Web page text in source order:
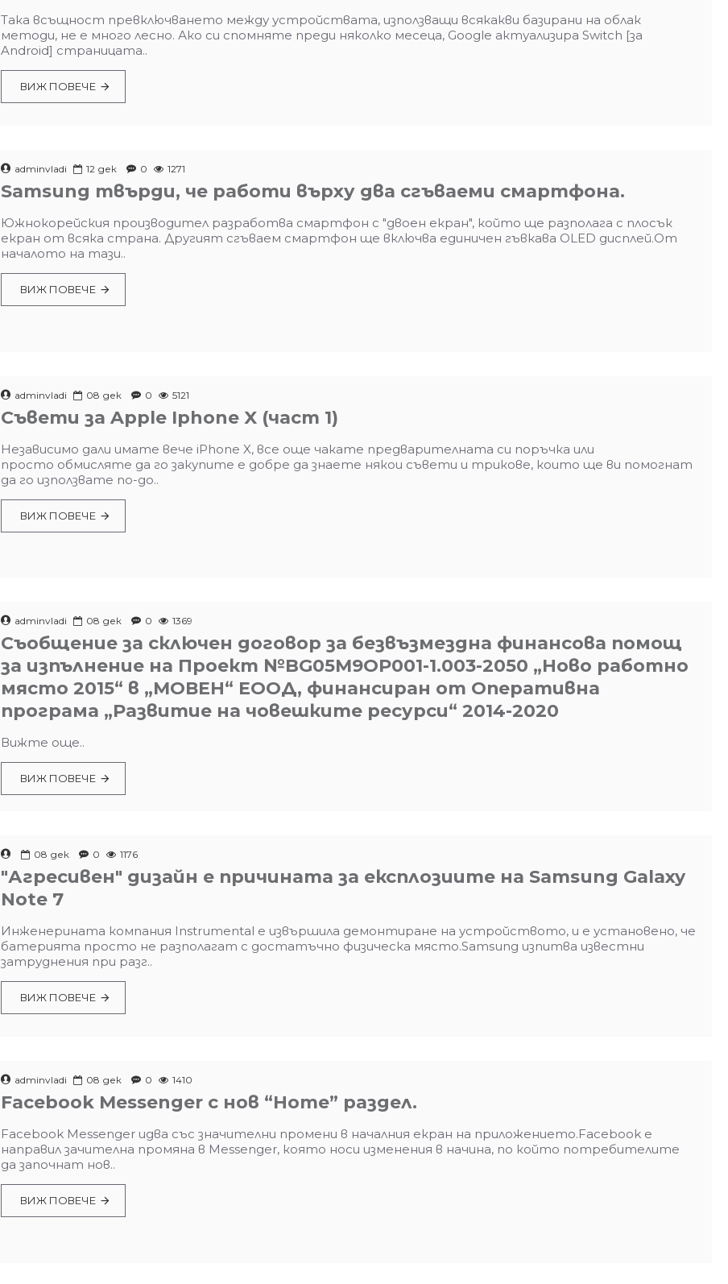
Така всъщност превключването между устройствата, използващи всякакви базирани на облак
методи, не е много лесно. Ако си спомняте преди няколко месеца, Google актуализира Switch [за
Android] страницата..
ВИЖ ПОВЕЧЕ
adminvladi 12 дек 0 1271
Samsung твърди, че работи върху два сгъваеми смартфона.
Южнокорейския производител разработва смартфон с "двоен екран", който ще разполага с плосък
екран от всяка страна. Другият сгъваем смартфон ще включва единичен гъвкава OLED дисплей.От
началото на тази..
ВИЖ ПОВЕЧЕ
adminvladi 08 дек 0 5121
Съвети за Apple Iphone X (част 1)
Независимо дали имате вече iPhone X, все още чакате предварителната си поръчка или
просто обмисляте да го закупите е добре да знаете някои съвети и трикове, които ще ви помогнат
да го използвате по-до..
ВИЖ ПОВЕЧЕ
adminvladi 08 дек 0 1369
Съобщение за сключен договор за безвъзмездна финансова помощ
за изпълнение на Проект №BG05M9OP001-1.003-2050 „Ново работно
място 2015“ в „МОВЕН“ ЕООД, финансиран от Оперативна
програма „Развитие на човешките ресурси“ 2014-2020
Вижте още..
ВИЖ ПОВЕЧЕ
08 дек 0 1176
"Агресивен" дизайн е причината за експлозиите на Samsung Galaxy
Note 7
Инженерината компания Instrumental е извършила демонтиране на устройството, и е установено, че
батерията просто не разполагат с достатъчно физическа място.Samsung изпитва известни
затруднения при разг..
ВИЖ ПОВЕЧЕ
adminvladi 08 дек 0 1410
Facebook Messenger с нов “Home” раздел.
Facebook Messenger идва със значителни промени в началния екран на приложението.Facebook е
направил зачителна промяна в Messenger, която носи изменения в начина, по който потребителите
да започнат нов..
ВИЖ ПОВЕЧЕ